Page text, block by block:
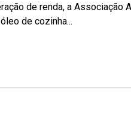
de renda, a Associação
de cozinha...